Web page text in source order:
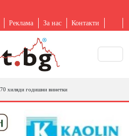
Реклама За нас Контакти
хиляди годишни винетки